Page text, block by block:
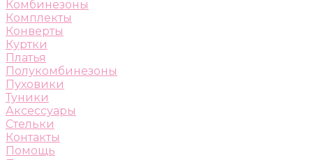
Комбинезоны
Комплекты
Конверты
Куртки
Платья
Полукомбинезоны
Пуховики
Туники
Аксессуары
Стельки
Контакты
Помощь